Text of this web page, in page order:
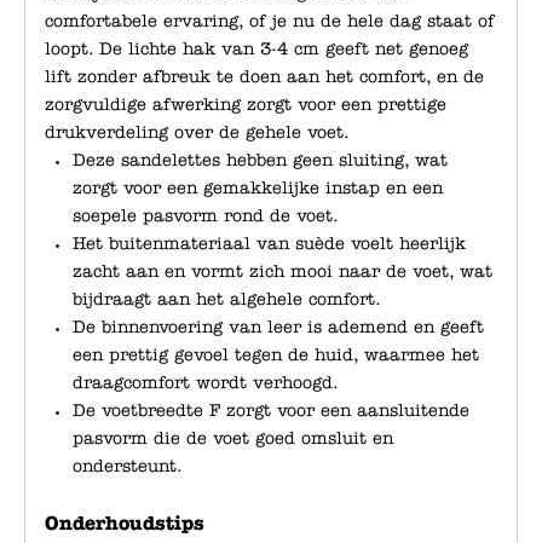
comfortabele ervaring, of je nu de hele dag staat of
loopt. De lichte hak van 3-4 cm geeft net genoeg
lift zonder afbreuk te doen aan het comfort, en de
zorgvuldige afwerking zorgt voor een prettige
drukverdeling over de gehele voet.
Deze sandelettes hebben geen sluiting, wat
zorgt voor een gemakkelijke instap en een
soepele pasvorm rond de voet.
Het buitenmateriaal van suède voelt heerlijk
zacht aan en vormt zich mooi naar de voet, wat
bijdraagt aan het algehele comfort.
De binnenvoering van leer is ademend en geeft
een prettig gevoel tegen de huid, waarmee het
draagcomfort wordt verhoogd.
De voetbreedte F zorgt voor een aansluitende
pasvorm die de voet goed omsluit en
ondersteunt.
Onderhoudstips